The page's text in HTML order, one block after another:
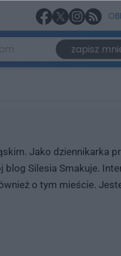
zapisz
Jako dziennikarka
blog Silesia Smakuje.
o tym mieście.